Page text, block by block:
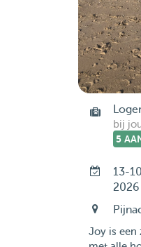
bij
5
13-
2026
Joy is een